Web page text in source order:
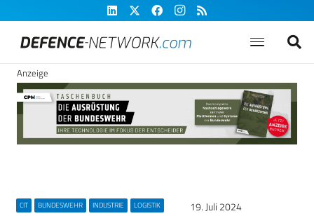
Anzeige
CIT BUNDESWEHR INDUSTRIE LOGISTIK 19. Juli 2024